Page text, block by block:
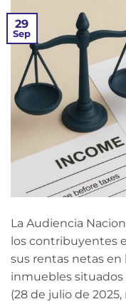
29
Sep
La Audiencia
los contribuyentes
sus rentas netas
inmuebles situados
(28 de julio de 2025,